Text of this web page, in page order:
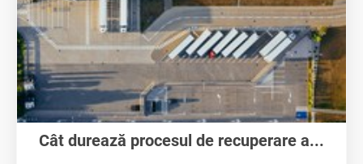
Cât durează procesul de recuperare a...